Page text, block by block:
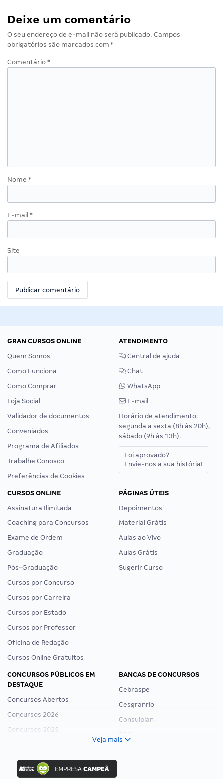
Deixe um comentário
O seu endereço de e-mail não será publicado. Campos
obrigatórios são marcados com *
Comentário *
Nome *
E-mail *
Site
GRAN CURSOS ONLINE
Quem Somos
Como Funciona
Como Comprar
Loja Social
Validador de documentos
Conveniados
Programa de Afiliados
Trabalhe Conosco
Preferências de Cookies
ATENDIMENTO
Central de ajuda
Chat
WhatsApp
E-mail
Horário de atendimento:
segunda a sexta (8h às 20h),
sábado (9h às 13h).
Foi aprovado?
Envie-nos a sua história!
CURSOS ONLINE
Assinatura Ilimitada
Coaching para Concursos
Exame de Ordem
Graduação
Pós-Graduação
Cursos por Concurso
Cursos por Carreira
Cursos por Estado
Cursos por Professor
Oficina de Redação
Cursos Online Gratuitos
PÁGINAS ÚTEIS
Depoimentos
Material Grátis
Aulas ao Vivo
Aulas Grátis
Sugerir Curso
CONCURSOS PÚBLICOS EM
DESTAQUE
Concursos Abertos
Concursos 2026
Concursos 2025
Concurso Ibama
Concurso MPU
BANCAS DE CONCURSOS
Cebraspe
Cesgranrio
Consulplan
Veja mais